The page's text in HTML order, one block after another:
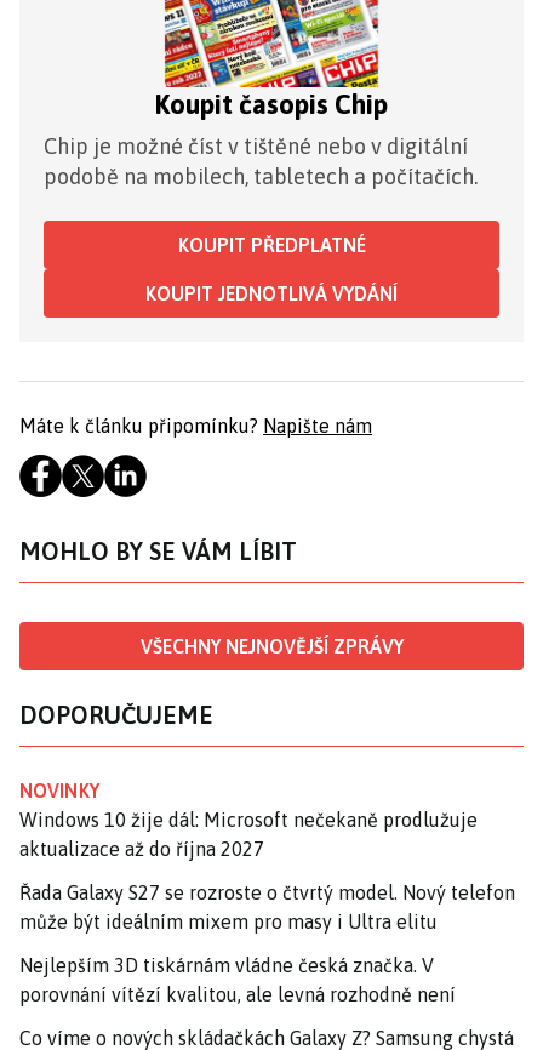
Koupit časopis Chip
Chip je možné číst v tištěné nebo v digitální
podobě na mobilech, tabletech a počítačích.
KOUPIT PŘEDPLATNÉ
KOUPIT JEDNOTLIVÁ VYDÁNÍ
Máte k článku připomínku? Napište nám
MOHLO BY SE VÁM LÍBIT
VŠECHNY NEJNOVĚJŠÍ ZPRÁVY
DOPORUČUJEME
NOVINKY
Windows 10 žije dál: Microsoft nečekaně prodlužuje
aktualizace až do října 2027
Řada Galaxy S27 se rozroste o čtvrtý model. Nový telefon
může být ideálním mixem pro masy i Ultra elitu
Nejlepším 3D tiskárnám vládne česká značka. V
porovnání vítězí kvalitou, ale levná rozhodně není
Co víme o nových skládačkách Galaxy Z? Samsung chystá